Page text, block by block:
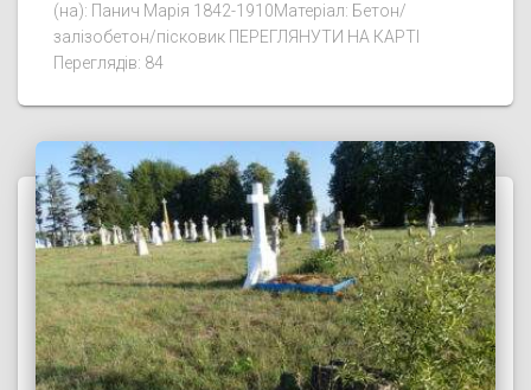
(на): Панич Марія 1842-1910Матеріал: Бетон/
залізобетон/пісковик ПЕРЕГЛЯНУТИ НА КАРТІ
Переглядів: 84